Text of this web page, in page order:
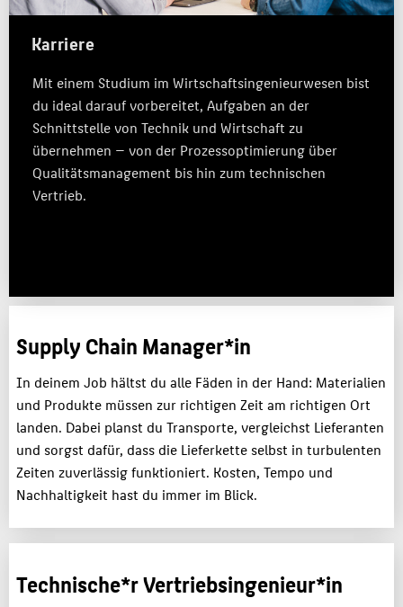
Karriere
Mit einem Studium im Wirtschaftsingenieurwesen bist
du ideal darauf vorbereitet, Aufgaben an der
Schnittstelle von Technik und Wirtschaft zu
übernehmen — von der Prozessoptimierung über
Qualitätsmanagement bis hin zum technischen
Vertrieb.
Supply Chain Manager*in
In deinem Job hältst du alle Fäden in der Hand: Materialien
und Produkte müssen zur richtigen Zeit am richtigen Ort
landen. Dabei planst du Transporte, vergleichst Lieferanten
und sorgst dafür, dass die Lieferkette selbst in turbulenten
Zeiten zuverlässig funktioniert. Kosten, Tempo und
Nachhaltigkeit hast du immer im Blick.
Technische*r Vertriebsingenieur*in
KONTAKTE
BELIEBTE SEITEN
DIGITALE DIENSTE
SERVICE